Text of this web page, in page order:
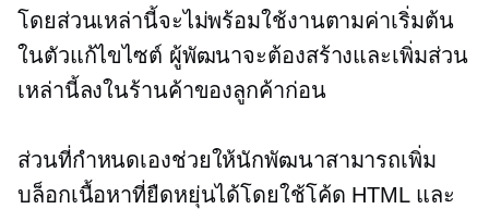
โดยส่วนเหล่านี้จะไม่พร้อมใช้งานตามค่าเริ่มต้น
ในตัวแก้ไขไซต์ ผู้พัฒนาจะต้องสร้างและเพิ่มส่วน
เหล่านี้ลงในร้านค้าของลูกค้าก่อน
ส่วนที่กำหนดเองช่วยให้นักพัฒนาสามารถเพิ่ม
บล็อกเนื้อหาที่ยืดหยุ่นได้โดยใช้โค้ด HTML และ